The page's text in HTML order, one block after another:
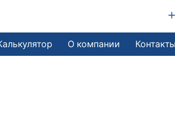
О компании Контакты